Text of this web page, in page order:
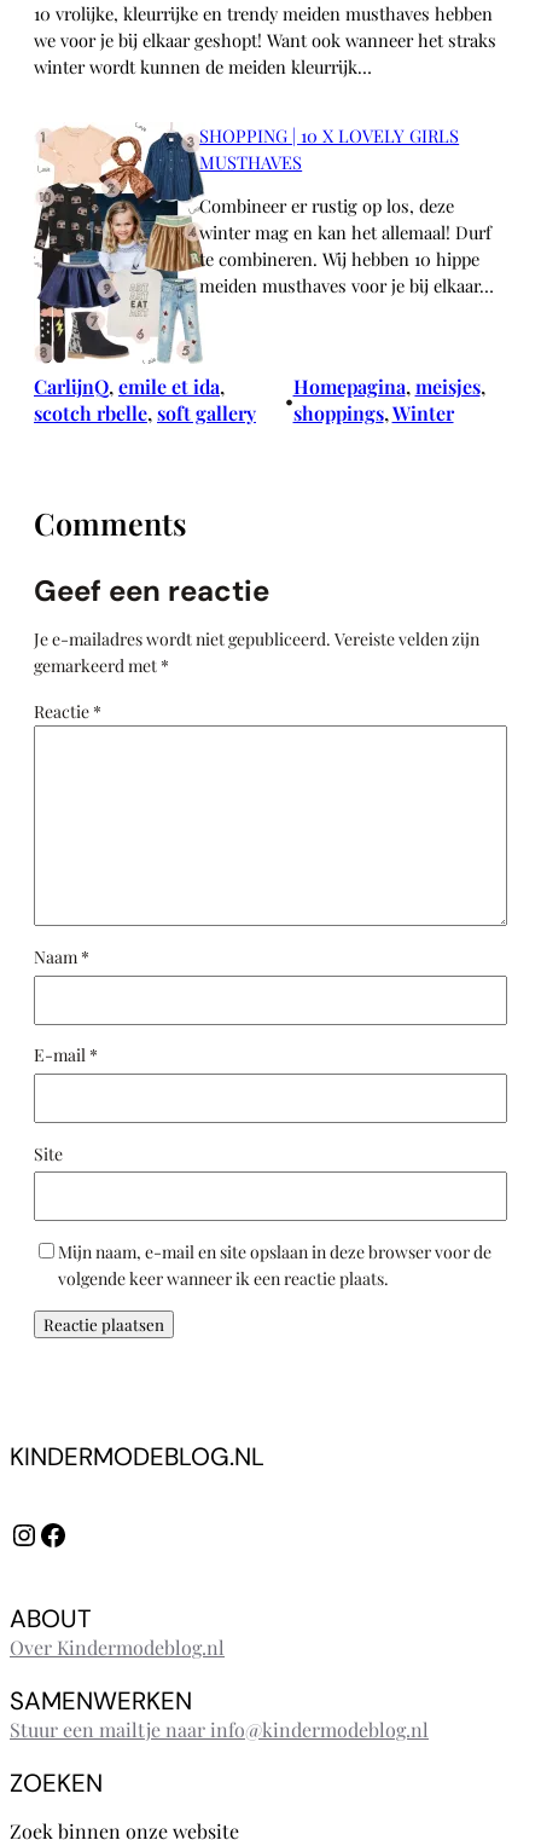
10 vrolijke, kleurrijke en trendy meiden musthaves hebben
we voor je bij elkaar geshopt! Want ook wanneer het straks
winter wordt kunnen de meiden kleurrijk…
SHOPPING | 10 X LOVELY GIRLS
MUSTHAVES
Combineer er rustig op los, deze
winter mag en kan het allemaal! Durf
te combineren. Wij hebben 10 hippe
meiden musthaves voor je bij elkaar…
CarlijnQ, emile et ida
scotch rbelle, soft gallery •
Homepagina, meisjes,
shoppings, Winter
Comments
Geef een reactie
Je e-mailadres wordt niet gepubliceerd. Vereiste velden zijn
gemarkeerd met *
Reactie *
Naam *
E-mail *
Site
Mijn naam, e-mail en site opslaan in deze browser voor de
volgende keer wanneer ik een reactie plaats.
KINDERMODEBLOG.NL
InstagramFacebook
ABOUT
Over Kindermodeblog.nl
SAMENWERKEN
Stuur een mailtje naar info@kindermodeblog.nl
ZOEKEN
Zoek binnen onze website